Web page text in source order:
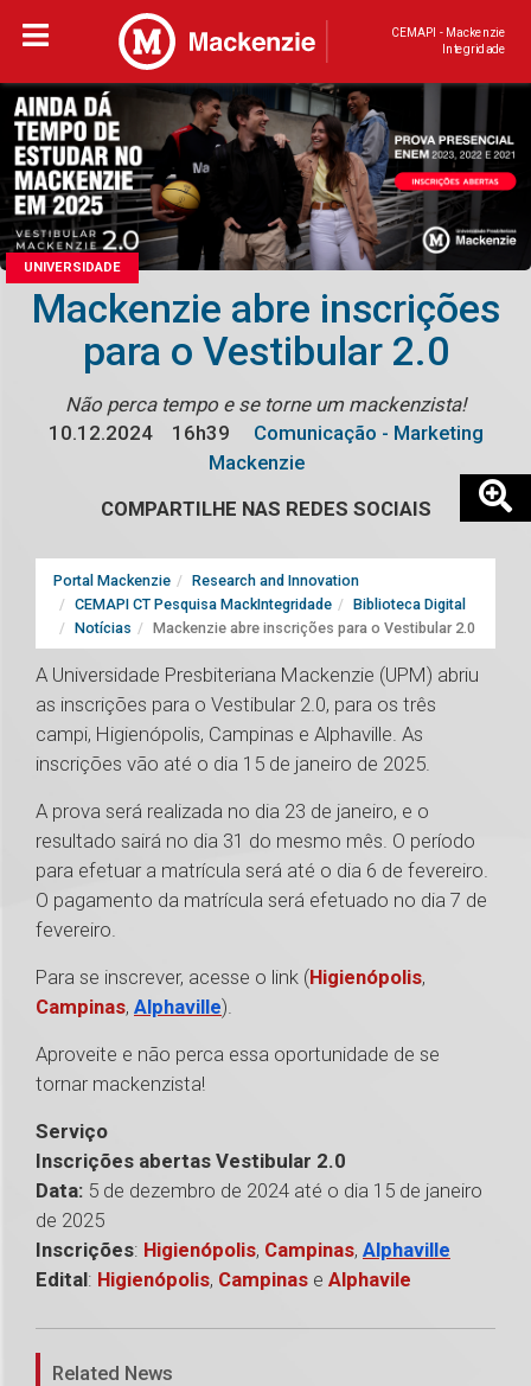
CEMAPI - Mackenzie
Integridade
UNIVERSIDADE
Mackenzie abre inscrições
para o Vestibular 2.0
Não perca tempo e se torne um mackenzista!
10.12.2024
16h39
Comunicação - Marketing
Mackenzie
COMPARTILHE NAS REDES SOCIAIS
Portal Mackenzie
Research and Innovation
CEMAPI CT Pesquisa MackIntegridade
Biblioteca Digital
Notícias
Mackenzie abre inscrições para o Vestibular 2.0
A Universidade Presbiteriana Mackenzie (UPM) abriu
as inscrições para o Vestibular 2.0, para os três
campi, Higienópolis, Campinas e Alphaville. As
inscrições vão até o dia 15 de janeiro de 2025.
A prova será realizada no dia 23 de janeiro, e o
resultado sairá no dia 31 do mesmo mês. O período
para efetuar a matrícula será até o dia 6 de fevereiro.
O pagamento da matrícula será efetuado no dia 7 de
fevereiro.
Para se inscrever, acesse o link (Higienópolis,
Campinas, Alphaville).
Aproveite e não perca essa oportunidade de se
tornar mackenzista!
Serviço
Inscrições abertas Vestibular 2.0
Data: 5 de dezembro de 2024 até o dia 15 de janeiro
de 2025
Inscrições: Higienópolis, Campinas, Alphaville
Edital: Higienópolis, Campinas e Alphavile
1
Related News